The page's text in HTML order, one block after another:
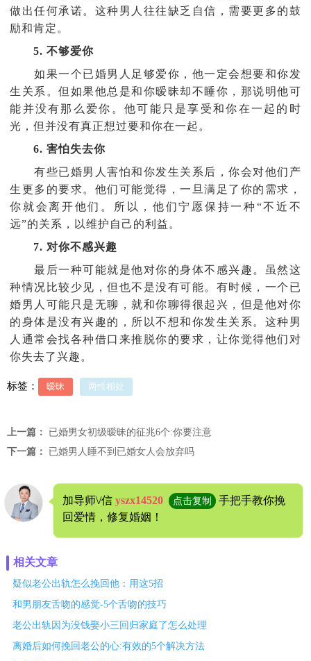
做出任何承诺。这种男人往往缺乏自信，需要更多的鼓
励和肯定。
5. 不够爱你
如果一个已婚男人足够爱你，他一定会想要和你发
生关系。但如果他总是和你暧昧却不睡你，那说明他可
能并没有那么爱你。他可能只是享受和你在一起的时
光，但并没有真正想过要和你在一起。
6. 害怕失去你
有些已婚男人害怕和你发生关系后，你会对他们产
生更多的要求。他们可能觉得，一旦满足了你的需求，
你就会离开他们。所以，他们宁愿保持一种“不近不
远”的关系，以维护自己的利益。
7. 对你不感兴趣
最后一种可能就是他对你的身体不感兴趣。虽然这
种情况比较少见，但也不是没有可能。有时候，一个已
婚男人可能只是无聊，就和你聊得很起兴，但是他对你
的身体是没有兴趣的，所以不想和你发生关系。这种男
人通常会找各种借口来推脱你的要求，让你觉得他们对
你失去了兴趣。
标签： 暧昧 两性相处
上一篇：
已婚男女初级暧昧的征兆6个:你要注意
下一篇：
已婚男人睡不到已婚女人会放弃吗
加导师\/信 yszx14520 点击复制
手把手教你挽
回爱情，修复婚姻！
相关文章
疑似老公出轨怎么挽回他：用这5招
和男朋友舌吻的感觉-5个舌吻的技巧
老公出轨因为没钱娶小三回归家庭了怎么处理
离婚后如何挽回老公的心:有效的5个解决方法